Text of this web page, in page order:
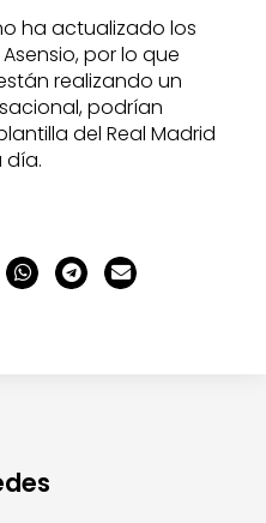
ha actualizado los
por lo que
realizando un
podrían
del Real Madrid
día.